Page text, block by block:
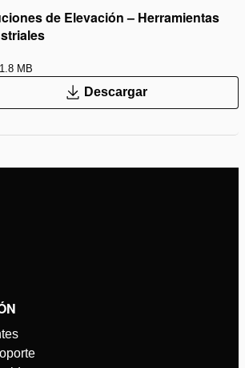
de Elevación – Herramientas
MB
Descargar